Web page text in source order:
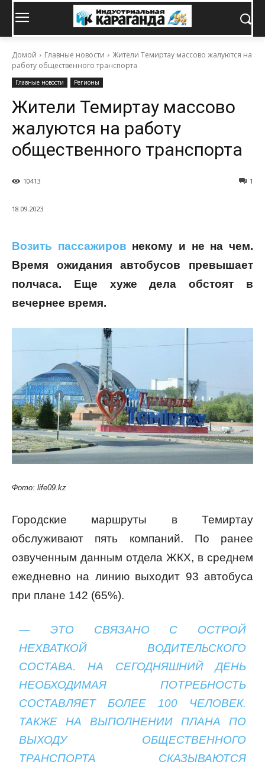
Домой Главные новости
Жители Темиртау массово жалуются на
работу общественного транспорта
Главные новости Регионы
Жители Темиртау массово
жалуются на работу
общественного транспорта
1
10413
18.09.2023
Возить пассажиров некому и не на чем.
Время ожидания автобусов превышает
полчаса. Еще хуже дела обстоят в
вечернее время.
Фото: life09.kz
Городские маршруты в Темиртау
обслуживают пять компаний. По ранее
озвученным данным отдела ЖКХ, в среднем
ежедневно на линию выходит 93 автобуса
при плане 142 (65%).
— ЭТО СВЯЗАНО С ОСТРОЙ
НЕХВАТКОЙ ВОДИТЕЛЬСКОГО
СОСТАВА. НА СЕГОДНЯШНИЙ ДЕНЬ
НЕОБХОДИМАЯ ПОТРЕБНОСТЬ
СОСТАВЛЯЕТ БОЛЕЕ 100 ЧЕЛОВЕК.
ТАКЖЕ НА ВЫПОЛНЕНИИ ПЛАНА ПО
ВЫХОДУ ОБЩЕСТВЕННОГО
ТРАНСПОРТА СКАЗЫВАЮТСЯ